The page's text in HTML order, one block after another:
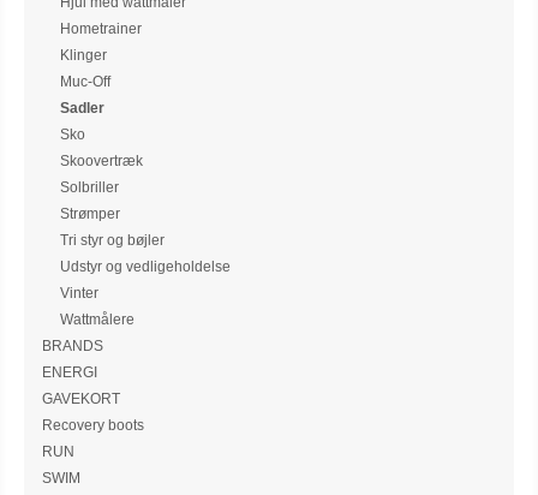
Hometrainer
Klinger
Muc-Off
Sadler
Sko
Skoovertræk
Solbriller
Strømper
Tri styr og bøjler
Udstyr og vedligeholdelse
Vinter
Wattmålere
BRANDS
ENERGI
GAVEKORT
Recovery boots
RUN
SWIM